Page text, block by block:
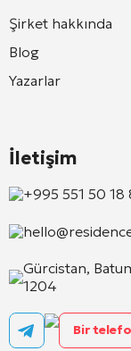
Şirket hakkında
Blog
Yazarlar
İletişim
+995 551 50 18
Gürcistan,
1204
Bir